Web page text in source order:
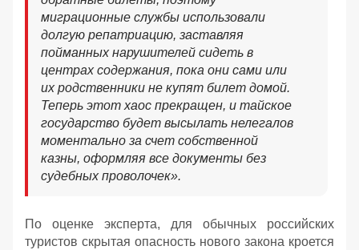
миграционные службы использовали
долгую репатриацию, заставляя
пойманных нарушителей сидеть в
центрах содержания, пока они сами или
их родственники не купят билет домой.
Теперь этот хаос прекращен, и тайское
государство будет высылать нелегалов
моментально за счет собственной
казны, оформляя все документы без
судебных проволочек».
По оценке эксперта, для обычных российских
туристов скрытая опасность нового закона кроется